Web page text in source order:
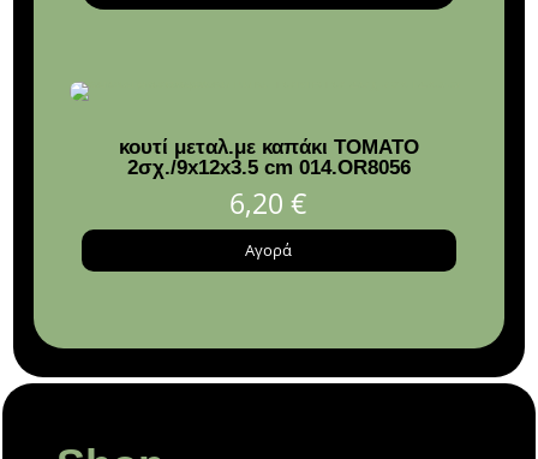
κουτί μεταλ.με καπάκι TOMATO
2σχ./9x12x3.5 cm 014.OR8056
6,20€
Αγορά